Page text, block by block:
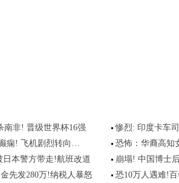
南非! 晋级世界杯16强
惨烈: 印度卡车
痫! 飞机剧烈转向…
恐怖：华裔高知
本警方带走!航班改道
崩塌! 中国博士
先发280万!纳税人暴怒
恐10万人遇难!